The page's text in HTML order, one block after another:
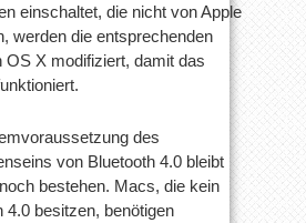
einschaltet, die nicht von Apple
werden die entsprechenden
OS X modifiziert, damit das
des
von Bluetooth 4.0 bleibt
bestehen. Macs, die kein
4.0 besitzen, benötigen